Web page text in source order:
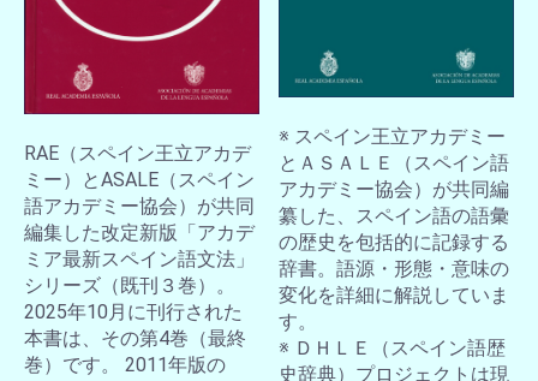
RAE（スペイン王立アカデ
ミー）とASALE（スペイン
語アカデミー協会）が共同
編集した改定新版「アカデ
ミア最新スペイン語文法」
シリーズ（既刊３巻）。
2025年10月に刊行された
本書は、その第4巻（最終
巻）です。 2011年版の
※ スペイン王立アカデミー
とＡＳＡＬＥ（スペイン語
アカデミー協会）が共同編
纂した、スペイン語の語彙
の歴史を包括的に記録する
辞書。語源・形態・意味の
変化を詳細に解説していま
す。
※ ＤＨＬＥ（スペイン語歴
史辞典）プロジェクトは現